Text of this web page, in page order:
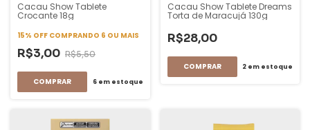
Cacau Show Tablete
Crocante 18g
15% OFF COMPRANDO 6 OU MAIS
R$3,00 R$5,50
6em estoque
Cacau Show Tablete Dreams
Torta de Maracujá 130g
R$28,00
2 em estoque